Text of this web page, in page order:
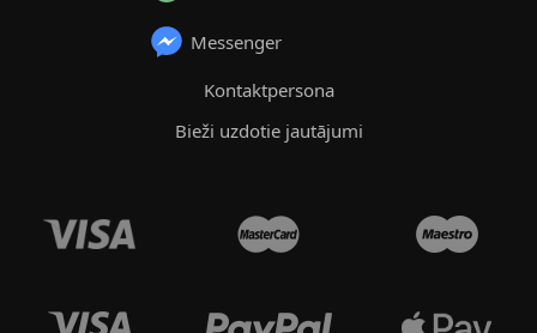
Messenger
Kontaktpersona
Bieži uzdotie jautājumi